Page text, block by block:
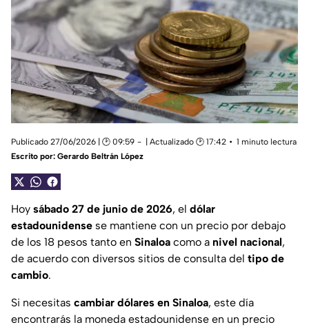
Publicado 27/06/2026 | 🕑 09:59 | Actualizado 🕑 17:42
1 minuto lectura
Escrito por: Gerardo Beltrán López
Hoy sábado 27 de junio de 2026, el dólar
estadounidense se mantiene con un precio por debajo
de los 18 pesos tanto en Sinaloa como a nivel nacional,
de acuerdo con diversos sitios de consulta del tipo de
cambio.
Si necesitas cambiar dólares en Sinaloa, este día
encontrarás la moneda estadounidense en un precio